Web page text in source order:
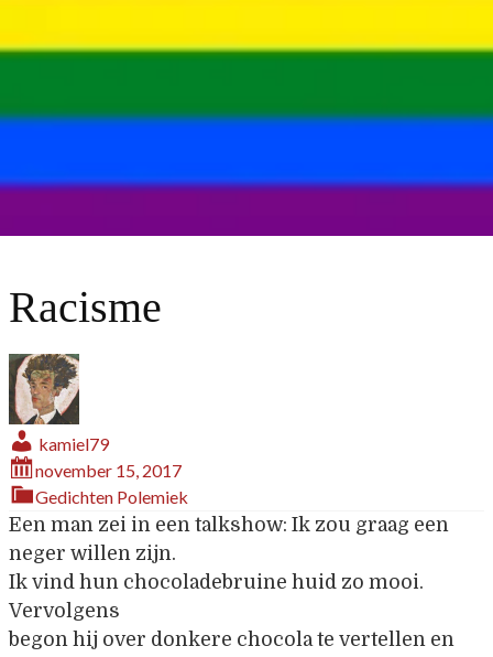
Racisme
kamiel79
november 15, 2017
Gedichten Polemiek
Een man zei in een talkshow: Ik zou graag een
neger willen zijn.
Ik vind hun chocoladebruine huid zo mooi.
Vervolgens
begon hij over donkere chocola te vertellen en